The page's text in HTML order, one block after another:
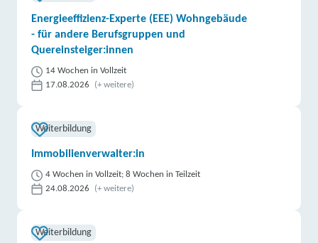
Energieeffizienz-Experte (EEE) Wohngebäude
- für andere Berufsgruppen und
Quereinsteiger:innen
14 Wochen in Vollzeit
17.08.2026
(+ weitere)
Weiterbildung
Immobilienverwalter:in
4 Wochen in Vollzeit; 8 Wochen in Teilzeit
24.08.2026
(+ weitere)
Weiterbildung